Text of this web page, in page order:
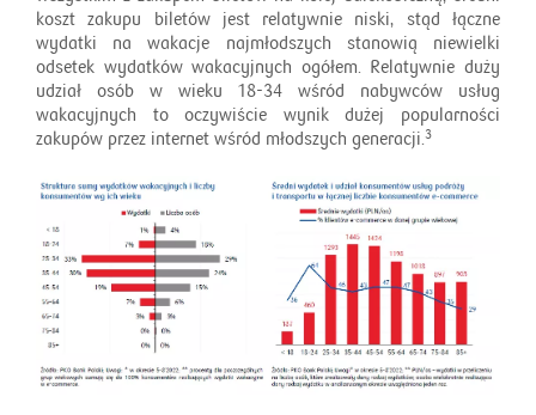
koszt zakupu biletów jest relatywnie niski, stąd łączne
wydatki na wakacje najmłodszych stanowią niewielki
odsetek wydatków wakacyjnych ogółem. Relatywnie duży
udział osób w wieku 18-34 wśród nabywców usług
wakacyjnych to oczywiście wynik dużej popularności
zakupów przez internet wśród młodszych generacji.3